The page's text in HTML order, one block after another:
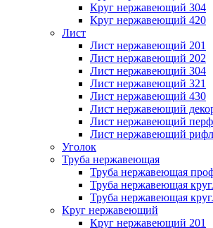
Круг нержавеющий 304
Круг нержавеющий 420
Лист
Лист нержавеющий 201
Лист нержавеющий 202
Лист нержавеющий 304
Лист нержавеющий 321
Лист нержавеющий 430
Лист нержавеющий
Лист нержавеющий
Лист нержавеющий
Уголок
Труба нержавеющая
Труба нержавеющая
Труба нержавеющая
Труба нержавеющая
Круг нержавеющий
Круг нержавеющий 201